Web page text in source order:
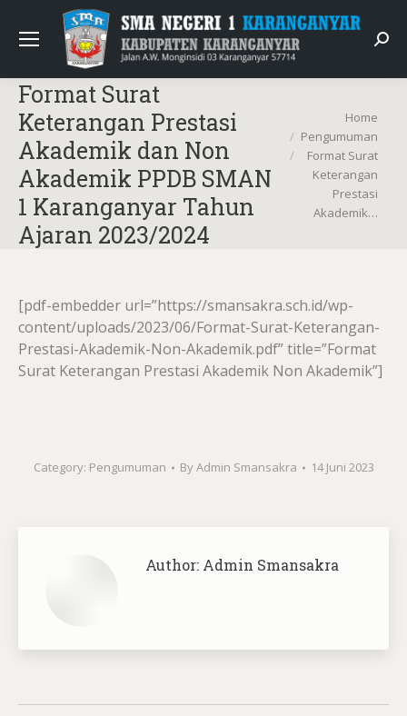
Format Surat
Keterangan Prestasi
Akademik dan Non
Akademik PPDB SMAN
1 Karanganyar Tahun
Ajaran 2023/2024
You are here:Home
Pengumuman
Format Surat
Keterangan
Prestasi
Akademik…
[pdf-embedder url=”https://smansakra.sch.id/wp-
content/uploads/2023/06/Format-Surat-Keterangan-
Prestasi-Akademik-Non-Akademik.pdf” title=”Format
Surat Keterangan Prestasi Akademik Non Akademik”]
Category: Pengumuman ByAdmin Smansakra 14 Juni 2023
Author: Admin Smansakra